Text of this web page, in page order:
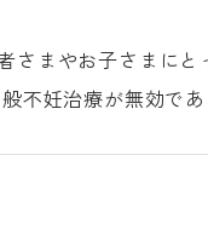
まやお子さまに
治療が無効であった場合など